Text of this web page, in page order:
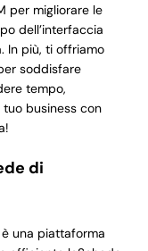
per migliorare le
dell’interfaccia
In più, ti offriamo
soddisfare
tempo,
business con
di
una piattaforma